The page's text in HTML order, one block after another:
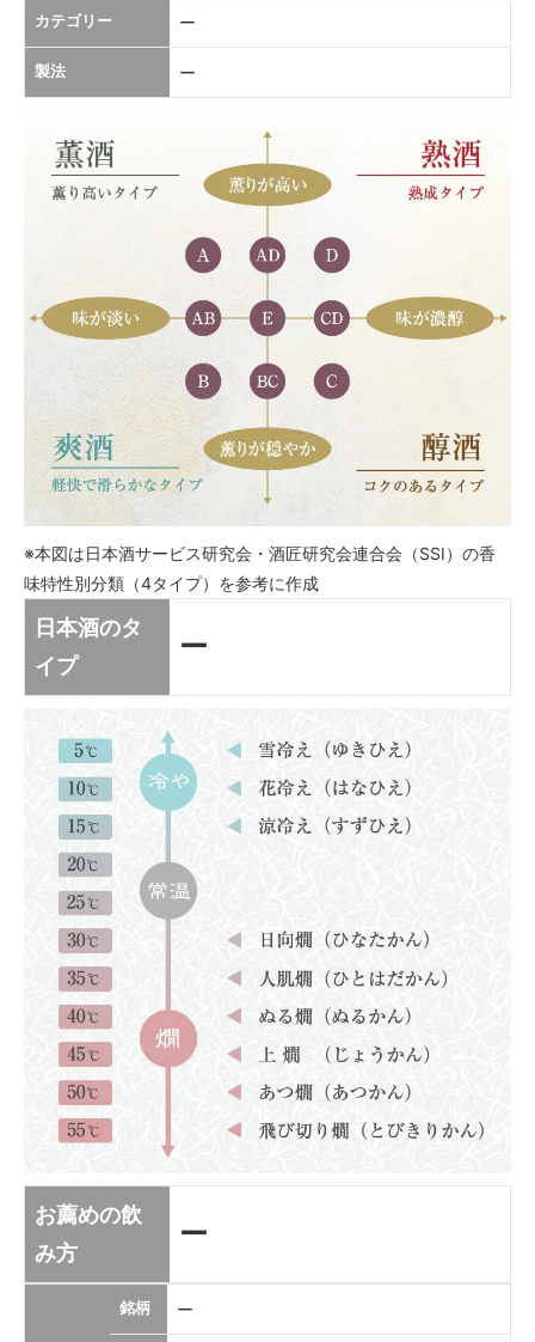
カテゴリー ー
製法 ー
※本図は日本酒サービス研究会・酒匠研究会連合会（SSI）の香
味特性別分類（4タイプ）を参考に作成
日本酒のタ
イプ
ー
お薦めの飲
み方
ー
銘柄 ー